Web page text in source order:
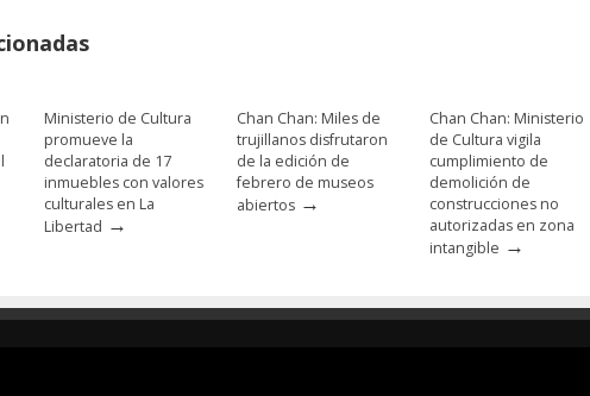
Ministerio de Cultura
promueve la
declaratoria de 17
inmuebles con valores
culturales en La
Libertad →
Chan Chan: Miles de
trujillanos disfrutaron
de la edición de
febrero de museos
abiertos →
Chan Chan: Ministerio
de Cultura vigila
cumplimiento de
demolición de
construcciones no
autorizadas en zona
intangible →